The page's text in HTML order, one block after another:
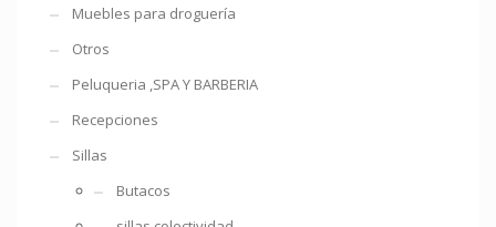
Muebles para droguería
Otros
Peluqueria ,SPA Y BARBERIA
Recepciones
Sillas
Butacos